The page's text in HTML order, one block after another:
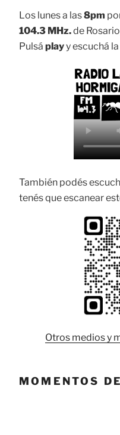
Los lunes a las8pm
104.3 MHz.de
Pulsá playy escuchá
También podés
tenés que escanear
Otros medios y
MOMENTOS